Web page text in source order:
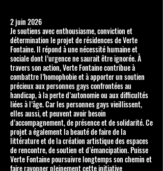
2 juin 2026
Je soutiens avec enthousiasme, conviction et
détermination le projet de résidences de Verte
Fontaine. Il répond à une nécessité humaine et
sociale dont l’urgence ne saurait être ignorée. À
travers son action, Verte Fontaine contribue à
combattre l’homophobie et à apporter un soutien
précieux aux personnes gays confrontées au
handicap, à la perte d’autonomie ou aux difficultés
liées à l’âge. Car les personnes gays vieillissent,
elles aussi, et peuvent avoir besoin
d’accompagnement, de présence et de solidarité. Ce
projet a également la beauté de faire de la
littérature et de la création artistique des espaces
de rencontre, de soutien et d’émancipation. Puisse
Verte Fontaine poursuivre longtemps son chemin et
faire rayonner pleinement cette initiative